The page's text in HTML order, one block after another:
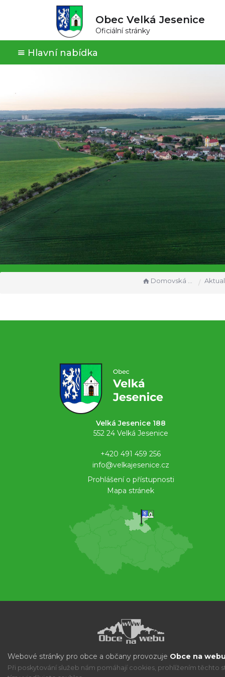
Obec Velká Jesenice
Oficiální stránky
Hlavní nabídka
Domovská stránka
Velká Jesenice 188
552 24 Velká Jesenice
+420 491 459 256
info@velkajesenice.cz
Prohlášení o přístupnosti
Mapa stránek
Webové stránky pro obce a občany provozuje Obce na
Při poskytování služeb nám pomáhají cookies, prohlížením těchto